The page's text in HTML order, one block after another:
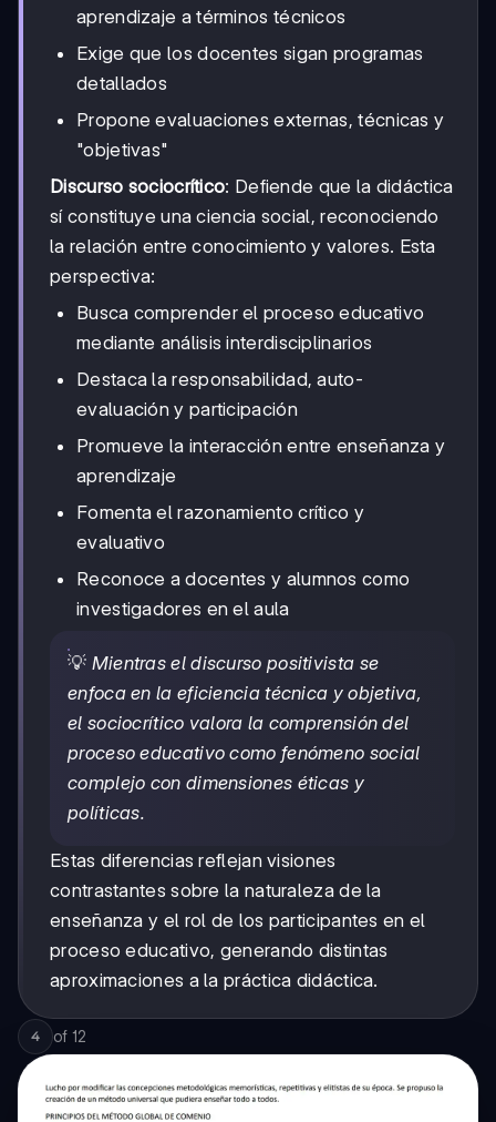
aprendizaje a términos técnicos
Exige que los docentes sigan programas
detallados
Propone evaluaciones externas, técnicas y
"objetivas"
Discurso sociocrítico: Defiende que la didáctica
sí constituye una ciencia social, reconociendo
la relación entre conocimiento y valores. Esta
perspectiva:
Busca comprender el proceso educativo
mediante análisis interdisciplinarios
Destaca la responsabilidad, auto-
evaluación y participación
Promueve la interacción entre enseñanza y
aprendizaje
Fomenta el razonamiento crítico y
evaluativo
Reconoce a docentes y alumnos como
investigadores en el aula
💡 Mientras el discurso positivista se
enfoca en la eficiencia técnica y objetiva,
el sociocrítico valora la comprensión del
proceso educativo como fenómeno social
complejo con dimensiones éticas y
políticas.
Estas diferencias reflejan visiones
contrastantes sobre la naturaleza de la
enseñanza y el rol de los participantes en el
proceso educativo, generando distintas
aproximaciones a la práctica didáctica.
4 of 12